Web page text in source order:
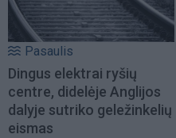
Pasaulis
Dingus elektrai ryšių
centre, didelėje Anglijos
dalyje sutriko geležinkelių
eismas